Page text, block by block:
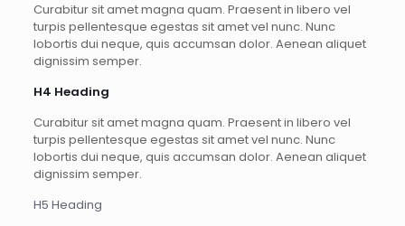
Curabitur sit amet magna quam. Praesent in libero vel
turpis pellentesque egestas sit amet vel nunc. Nunc
lobortis dui neque, quis accumsan dolor. Aenean aliquet
dignissim semper.
H4 Heading
Curabitur sit amet magna quam. Praesent in libero vel
turpis pellentesque egestas sit amet vel nunc. Nunc
lobortis dui neque, quis accumsan dolor. Aenean aliquet
dignissim semper.
H5 Heading